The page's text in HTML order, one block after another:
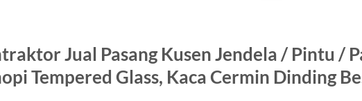
Jual Pasang Kusen Jendela / Pintu /
Tempered Glass, Kaca Cermin Dinding